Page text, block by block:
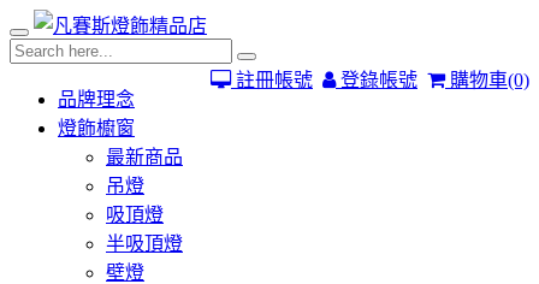
購物車(0)
登錄帳號
註冊帳號
品牌理念
燈飾櫥窗
最新商品
吊燈
吸頂燈
半吸頂燈
壁燈